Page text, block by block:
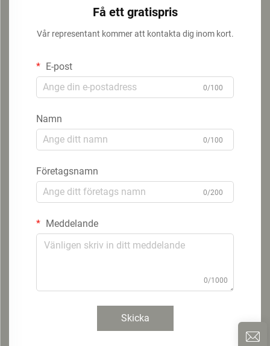
Få ett gratispris
Vår representant kommer att kontakta dig inom kort.
E-post
0/100
Namn
0/100
Företagsnamn
0/200
Meddelande
0/1000
Skicka